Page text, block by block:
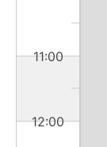
11:00
12:00